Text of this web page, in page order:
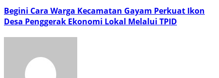
Begini Cara Warga Kecamatan Gayam Perkuat Ikon
Desa Penggerak Ekonomi Lokal Melalui TPID